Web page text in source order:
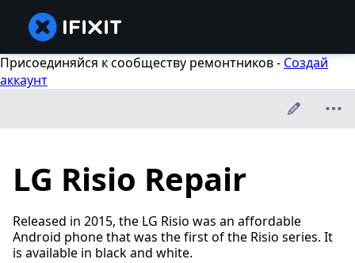
Присоединяйся к сообществу ремонтников - Создай
аккаунт
LG Risio Repair
Released in 2015, the LG Risio was an affordable
Android phone that was the first of the Risio series. It
is available in black and white.